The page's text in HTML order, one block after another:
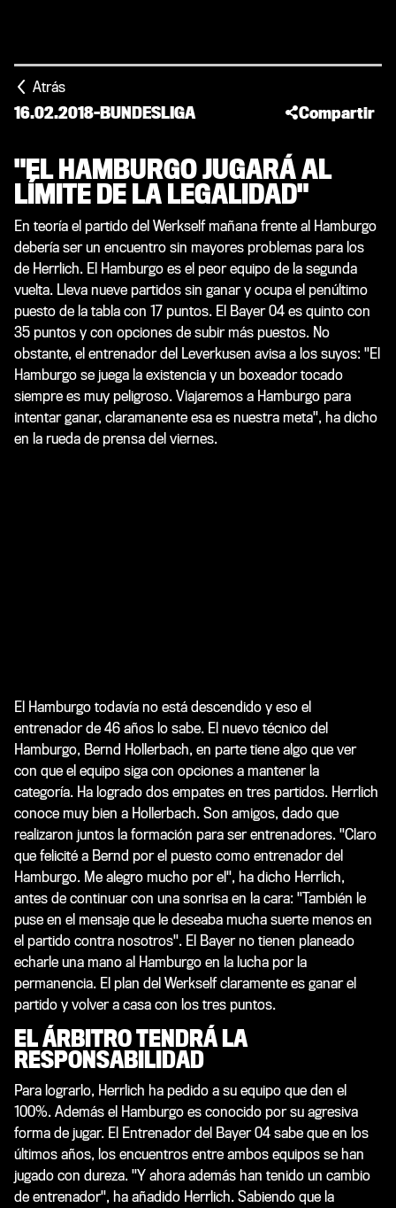
Atrás
16.02.2018-BUNDESLIGA Compartir
"EL HAMBURGO JUGARÁ AL
LÍMITE DE LA LEGALIDAD"
En teoría el partido del Werkself mañana frente al Hamburgo
debería ser un encuentro sin mayores problemas para los
de Herrlich. El Hamburgo es el peor equipo de la segunda
vuelta. Lleva nueve partidos sin ganar y ocupa el penúltimo
puesto de la tabla con 17 puntos. El Bayer 04 es quinto con
35 puntos y con opciones de subir más puestos. No
obstante, el entrenador del Leverkusen avisa a los suyos: "El
Hamburgo se juega la existencia y un boxeador tocado
siempre es muy peligroso. Viajaremos a Hamburgo para
intentar ganar, claramanente esa es nuestra meta", ha dicho
en la rueda de prensa del viernes.
El Hamburgo todavía no está descendido y eso el
entrenador de 46 años lo sabe. El nuevo técnico del
Hamburgo, Bernd Hollerbach, en parte tiene algo que ver
con que el equipo siga con opciones a mantener la
categoría. Ha logrado dos empates en tres partidos. Herrlich
conoce muy bien a Hollerbach. Son amigos, dado que
realizaron juntos la formación para ser entrenadores. "Claro
que felicité a Bernd por el puesto como entrenador del
Hamburgo. Me alegro mucho por el", ha dicho Herrlich,
antes de continuar con una sonrisa en la cara: "También le
puse en el mensaje que le deseaba mucha suerte menos en
el partido contra nosotros". El Bayer no tienen planeado
echarle una mano al Hamburgo en la lucha por la
permanencia. El plan del Werkself claramente es ganar el
partido y volver a casa con los tres puntos.
EL ÁRBITRO TENDRÁ LA
RESPONSABILIDAD
Para lograrlo, Herrlich ha pedido a su equipo que den el
100%. Además el Hamburgo es conocido por su agresiva
forma de jugar. El Entrenador del Bayer 04 sabe que en los
últimos años, los encuentros entre ambos equipos se han
jugado con dureza. "Y ahora además han tenido un cambio
de entrenador", ha añadido Herrlich. Sabiendo que la